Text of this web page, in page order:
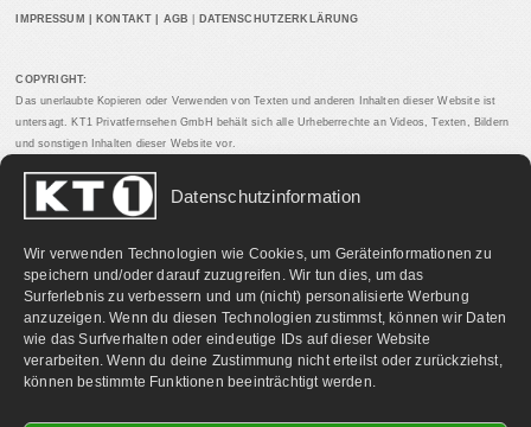
Datenschutzinformation
Wir verwenden Technologien wie Cookies, um Geräteinformationen zu
speichern und/oder darauf zuzugreifen. Wir tun dies, um das
Surferlebnis zu verbessern und um (nicht) personalisierte Werbung
anzuzeigen. Wenn du diesen Technologien zustimmst, können wir Daten
wie das Surfverhalten oder eindeutige IDs auf dieser Website
verarbeiten. Wenn du deine Zustimmung nicht erteilst oder zurückziehst,
können bestimmte Funktionen beeinträchtigt werden.
IMPRESSUM KONTAKT AGB DATENSCHUTZERKLÄRUNG
COPYRIGHT:
Das unerlaubte Kopieren oder Verwenden von Texten und anderen Inhalten dieser Website ist
untersagt. KT1 Privatfernsehen GmbH behält sich alle Urheberrechte an Videos, Texten, Bildern
und sonstigen Inhalten dieser Website vor.
PARTNERLINKS: